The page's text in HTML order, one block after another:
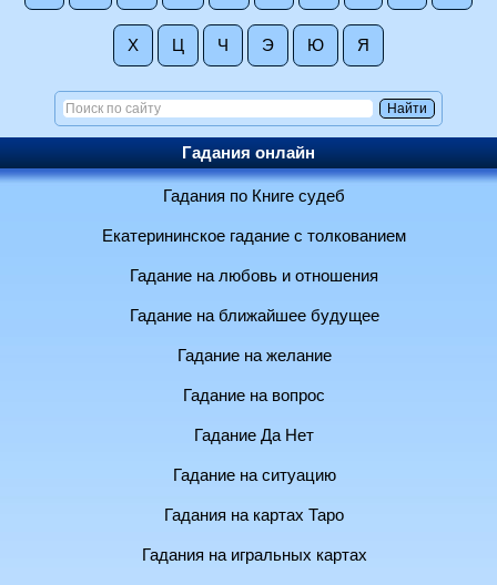
Х Ц Ч Э Ю Я
Гадания онлайн
Гадания по Книге судеб
Екатерининское гадание с толкованием
Гадание на любовь и отношения
Гадание на ближайшее будущее
Гадание на желание
Гадание на вопрос
Гадание Да Нет
Гадание на ситуацию
Гадания на картах Таро
Гадания на игральных картах